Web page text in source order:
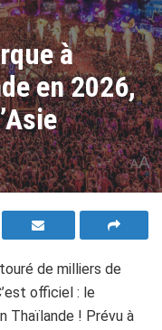
à
en 2026,
AA
de milliers de
officiel : le
Thaïlande ! Prévu à